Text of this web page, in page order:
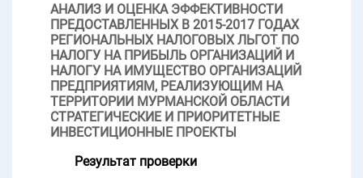
АНАЛИЗ И ОЦЕНКА ЭФФЕКТИВНОСТИ
ПРЕДОСТАВЛЕННЫХ В 2015-2017 ГОДАХ
РЕГИОНАЛЬНЫХ НАЛОГОВЫХ ЛЬГОТ ПО
НАЛОГУ НА ПРИБЫЛЬ ОРГАНИЗАЦИЙ И
НАЛОГУ НА ИМУЩЕСТВО ОРГАНИЗАЦИЙ
ПРЕДПРИЯТИЯМ, РЕАЛИЗУЮЩИМ НА
ТЕРРИТОРИИ МУРМАНСКОЙ ОБЛАСТИ
СТРАТЕГИЧЕСКИЕ И ПРИОРИТЕТНЫЕ
ИНВЕСТИЦИОННЫЕ ПРОЕКТЫ
Результат проверки